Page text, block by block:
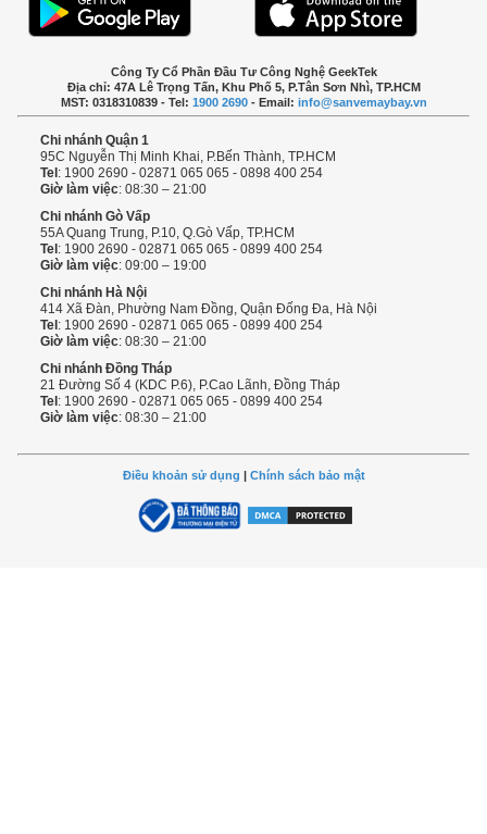
Công Ty Cổ Phần Đầu Tư Công Nghệ GeekTek
Địa chỉ: 47A Lê Trọng Tấn, Khu Phố 5, P.Tân Sơn Nhì, TP.HCM
MST: 0318310839 - Tel: 1900 2690- Email: info@sanvemaybay.vn
Chi nhánh Quận 1
95C Nguyễn Thị Minh Khai, P.Bến Thành, TP.HCM
Tel : 1900 2690 - 02871 065 065 - 0898 400 254
Giờ làm việc: 08:30 – 21:00
Chi nhánh Gò Vấp
55A Quang Trung, P.10, Q.Gò Vấp, TP.HCM
Tel : 1900 2690 - 02871 065 065 - 0899 400 254
Giờ làm việc: 09:00 – 19:00
Chi nhánh Hà Nội
414 Xã Đàn, Phường Nam Đồng, Quận Đống Đa, Hà Nội
Tel : 1900 2690 - 02871 065 065 - 0899 400 254
Giờ làm việc: 08:30 – 21:00
Chi nhánh Đồng Tháp
21 Đường Số 4 (KDC P.6), P.Cao Lãnh, Đồng Tháp
Tel : 1900 2690 - 02871 065 065 - 0899 400 254
Giờ làm việc: 08:30 – 21:00
Điều khoản sử dụng | Chính sách bảo mật